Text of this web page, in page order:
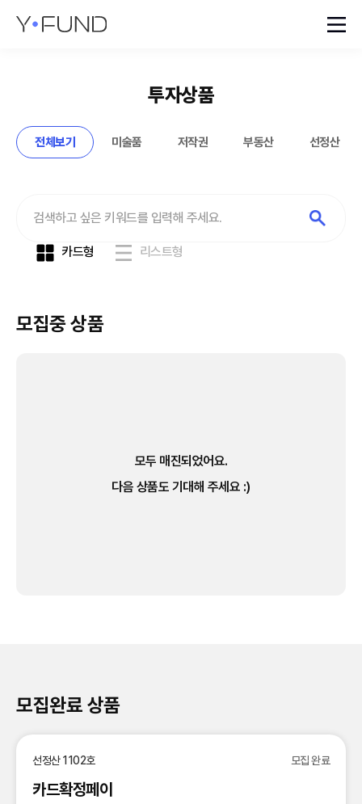
투자상품
전체보기 미술품 저작권 부동산 선정산
카드형 리스트형
모집중 상품
모두 매진되었어요.
다음 상품도 기대해 주세요 :)
모집완료 상품
선정산 1102호 모집 완료
카드확정페이